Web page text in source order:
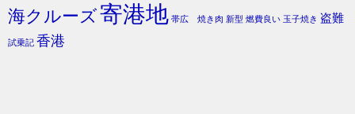
海クルーズ寄港地 帯広 焼き肉 新型 燃費良い 玉子焼き 盗難
試乗記 香港